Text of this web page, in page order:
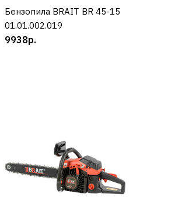
КУПИТЬ
Бензопила BRAIT BR 45-15
01.01.002.019
9938р.